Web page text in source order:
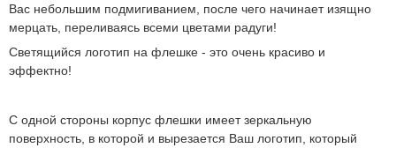
Вас небольшим подмигиванием, после чего начинает изящно
мерцать, переливаясь всеми цветами радуги!
Светящийся логотип на флешке - это очень красиво и
эффектно!
С одной стороны корпус флешки имеет зеркальную
поверхность, в которой и вырезается Ваш логотип, который